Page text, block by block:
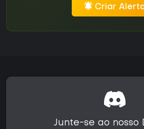
Criar
Junte-se ao nosso